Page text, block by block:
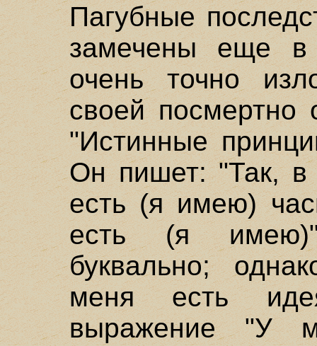
Пагубные
замечены еще
очень точно
своей посмертно
"Истинные
Он пишет: "Так, в
есть (я имею)
есть (я имею)"
буквально;
меня есть
выражение "У